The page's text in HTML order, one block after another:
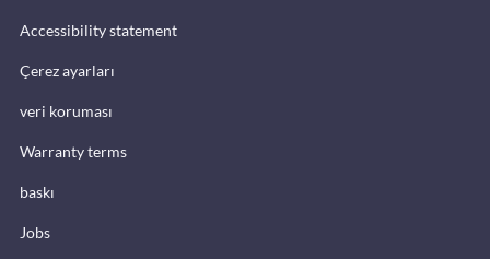
Accessibility statement
Çerez ayarları
veri koruması
Warranty terms
baskı
Jobs